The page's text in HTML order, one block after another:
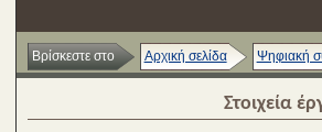
Βρίσκεστε στο Αρχική σελίδα Ψηφιακή
Στοιχεία